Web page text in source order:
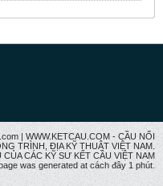
| WWW.KETCAU.COM - CẦU NỐI
TRÌNH, ĐỊA KỸ THUẬT VIỆT NAM.
CÁC KỸ SƯ KẾT CÂU VIỆT NAM
was generated at cách đây 1 phút.